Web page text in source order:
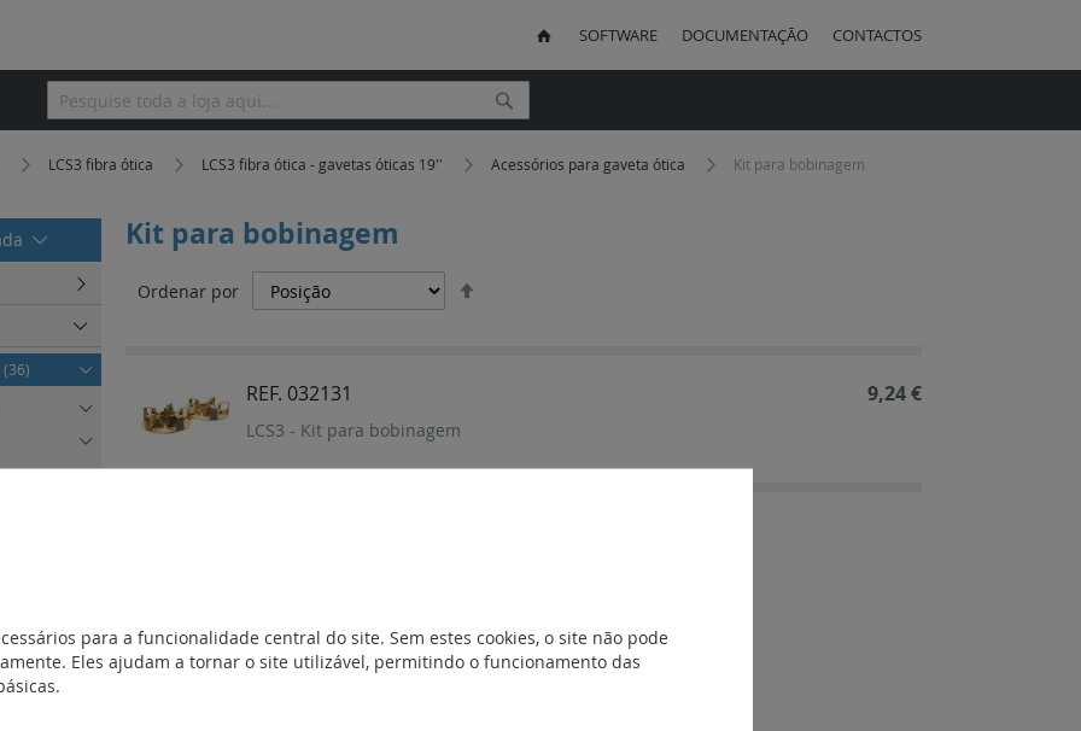
SOFTWARE DOCUMENTAÇÃO CONTACTOS
Pesquisa Pesquisa
LCS3 fibra ótica LCS3 fibra ótica - gavetas óticas 19'' Acessórios para gaveta ótica Kit para bobinagem
Kit para bobinagem
Ordenar por
REF. 032131
LCS3 - Kit para bobinagem
9,24 €
(36)
máquina
para a funcionalidade central do site. Sem estes cookies, o site não pode
Eles ajudam a tornar o site utilizável, permitindo o funcionamento das